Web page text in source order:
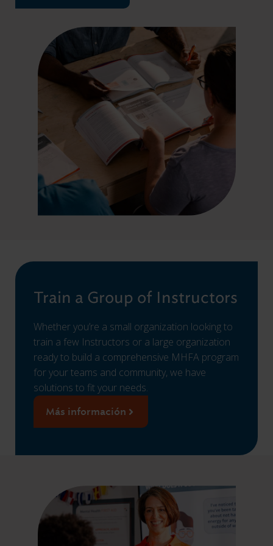
Train a Group of Instructors
Whether you’re a small organization looking to
train a few Instructors or a large organization
ready to build a comprehensive MHFA program
for your teams and community, we have
solutions to fit your needs.
Más información